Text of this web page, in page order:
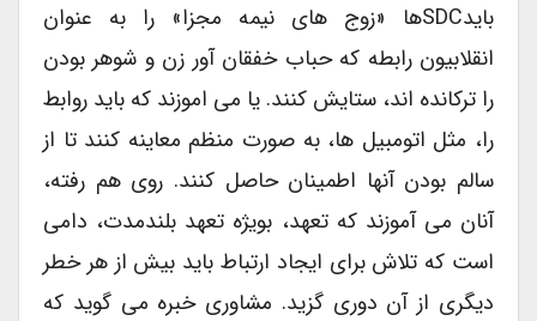
بایدSDCها «زوج های نیمه مجزا» را به عنوان
انقلابیون رابطه که حباب خفقان آور زن و شوهر بودن
را ترکانده اند، ستایش کنند. یا می اموزند که باید روابط
را، مثل اتومبیل ها، به صورت منظم معاینه کنند تا از
سالم بودن آنها اطمینان حاصل کنند. روی هم رفته،
آنان می آموزند که تعهد، بویژه تعهد بلندمدت، دامی
است که تلاش برای ایجاد ارتباط باید بیش از هر خطر
دیگری از آن دوری گزید. مشاوری خبره می گوید که